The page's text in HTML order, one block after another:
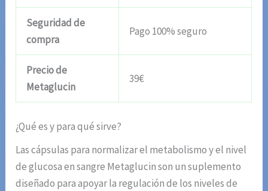
Seguridad de
compra
Pago 100% seguro
Precio de
Metaglucin
39€
¿Qué es y para qué sirve?
Las cápsulas para normalizar el metabolismo y el nivel
de glucosa en sangre Metaglucin son un suplemento
diseñado para apoyar la regulación de los niveles de